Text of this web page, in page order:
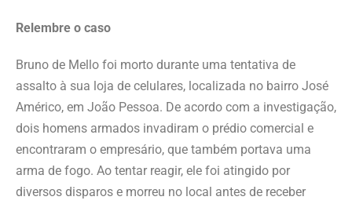
Relembre o caso
Bruno de Mello foi morto durante uma tentativa de
assalto à sua loja de celulares, localizada no bairro José
Américo, em João Pessoa. De acordo com a investigação,
dois homens armados invadiram o prédio comercial e
encontraram o empresário, que também portava uma
arma de fogo. Ao tentar reagir, ele foi atingido por
diversos disparos e morreu no local antes de receber